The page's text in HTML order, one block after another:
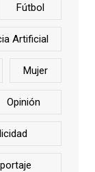
Fútbol
Artificial
Mujer
Opinión